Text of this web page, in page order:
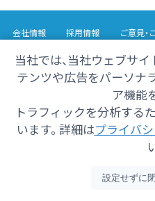
当社では、当社ウェブサ
テンツや広告をパーソナ
ア機能
トラフィックを分析する
います。 詳細はプライバ
設定せずに
会社情報 採用情報 ご意見・
Copyright© 2025
All